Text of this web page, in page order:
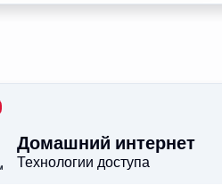
Домашний интернет
Технологии доступа